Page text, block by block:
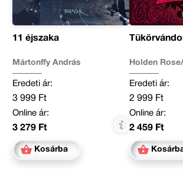
11 éjszaka
Mártonffy András
Eredeti ár:
3 999 Ft
Online ár:
3 279 Ft
Kosárba
Holden
Eredeti ár:
2 999 Ft
Online ár:
2 459 Ft